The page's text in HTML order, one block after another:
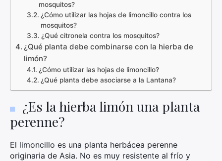
mosquitos?
¿Cómo utilizar las hojas de limoncillo contra los
mosquitos?
¿Qué citronela contra los mosquitos?
¿Qué planta debe combinarse con la hierba de
limón?
¿Cómo utilizar las hojas de limoncillo?
¿Qué planta debe asociarse a la Lantana?
¿Es la hierba limón una planta
perenne?
El limoncillo es una planta herbácea perenne
originaria de Asia. No es muy resistente al frío y